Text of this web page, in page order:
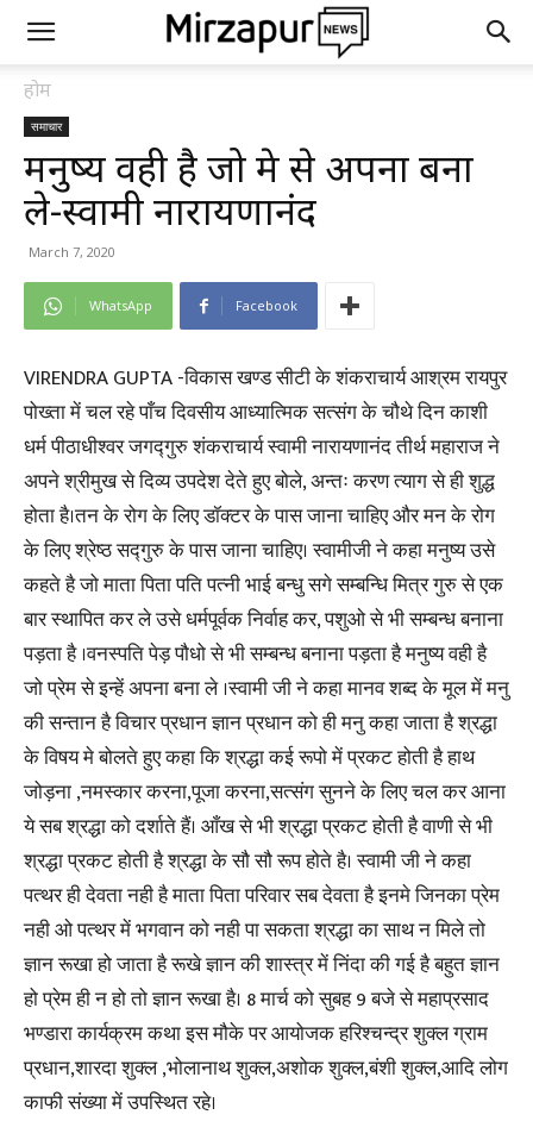
होम
समाचार
मनुष्य वही है जो प्रेम से अपना बना
ले-स्वामी नारायणानंद
March 7, 2020
WhatsApp Facebook
VIRENDRA GUPTA -विकास खण्ड सीटी के शंकराचार्य आश्रम रायपुर
पोख्ता में चल रहे पाँच दिवसीय आध्यात्मिक सत्संग के चौथे दिन काशी
धर्म पीठाधीश्वर जगद्गुरु शंकराचार्य स्वामी नारायणानंद तीर्थ महाराज ने
अपने श्रीमुख से दिव्य उपदेश देते हुए बोले, अन्तः करण त्याग से ही शुद्ध
होता है।तन के रोग के लिए डॉक्टर के पास जाना चाहिए और मन के रोग
के लिए श्रेष्ठ सद्गुरु के पास जाना चाहिए। स्वामीजी ने कहा मनुष्य उसे
कहते है जो माता पिता पति पत्नी भाई बन्धु सगे सम्बन्धि मित्र गुरु से एक
बार स्थापित कर ले उसे धर्मपूर्वक निर्वाह कर, पशुओ से भी सम्बन्ध बनाना
पड़ता है ।वनस्पति पेड़ पौधो से भी सम्बन्ध बनाना पड़ता है मनुष्य वही है
जो प्रेम से इन्हें अपना बना ले ।स्वामी जी ने कहा मानव शब्द के मूल में मनु
की सन्तान है विचार प्रधान ज्ञान प्रधान को ही मनु कहा जाता है श्रद्धा
के विषय मे बोलते हुए कहा कि श्रद्धा कई रूपो में प्रकट होती है हाथ
जोड़ना ,नमस्कार करना,पूजा करना,सत्संग सुनने के लिए चल कर आना
ये सब श्रद्धा को दर्शाते हैं। आँख से भी श्रद्धा प्रकट होती है वाणी से भी
श्रद्धा प्रकट होती है श्रद्धा के सौ सौ रूप होते है। स्वामी जी ने कहा
पत्थर ही देवता नही है माता पिता परिवार सब देवता है इनमे जिनका प्रेम
नही ओ पत्थर में भगवान को नही पा सकता श्रद्धा का साथ न मिले तो
ज्ञान रूखा हो जाता है रूखे ज्ञान की शास्त्र में निंदा की गई है बहुत ज्ञान
हो प्रेम ही न हो तो ज्ञान रूखा है। 8 मार्च को सुबह 9 बजे से महाप्रसाद
भण्डारा कार्यक्रम कथा इस मौके पर आयोजक हरिश्चन्द्र शुक्ल ग्राम
प्रधान,शारदा शुक्ल ,भोलानाथ शुक्ल,अशोक शुक्ल,बंशी शुक्ल,आदि लोग
काफी संख्या में उपस्थित रहे।